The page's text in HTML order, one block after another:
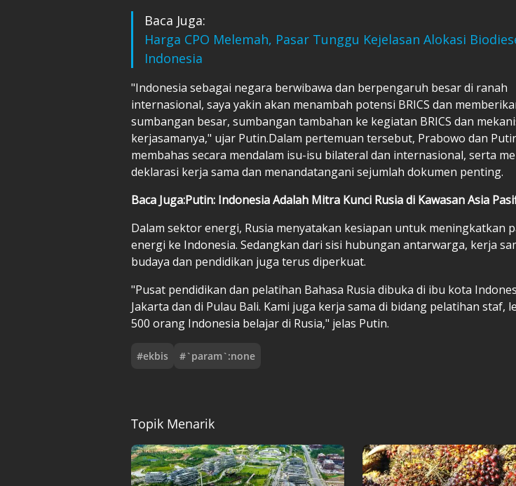
Baca Juga:
Harga CPO Melemah, Pasar Tunggu Kejelasan Alokasi
Indonesia
"Indonesia sebagai negara berwibawa dan berpengaruh besar di ranah
internasional, saya yakin akan menambah potensi BRICS dan
sumbangan besar, sumbangan tambahan ke kegiatan BRICS dan
kerjasamanya," ujar Putin.Dalam pertemuan tersebut, Prabowo dan
membahas secara mendalam isu-isu bilateral dan internasional, serta
deklarasi kerja sama dan menandatangani sejumlah dokumen penting.
Baca Juga:Putin: Indonesia Adalah Mitra Kunci Rusia di Kawasan Asia
Dalam sektor energi, Rusia menyatakan kesiapan untuk meningkatkan
energi ke Indonesia. Sedangkan dari sisi hubungan antarwarga, kerja
budaya dan pendidikan juga terus diperkuat.
"Pusat pendidikan dan pelatihan Bahasa Rusia dibuka di ibu kota
Jakarta dan di Pulau Bali. Kami juga kerja sama di bidang pelatihan staf,
500 orang Indonesia belajar di Rusia," jelas Putin.
#ekbis #`param`:none
Topik Menarik